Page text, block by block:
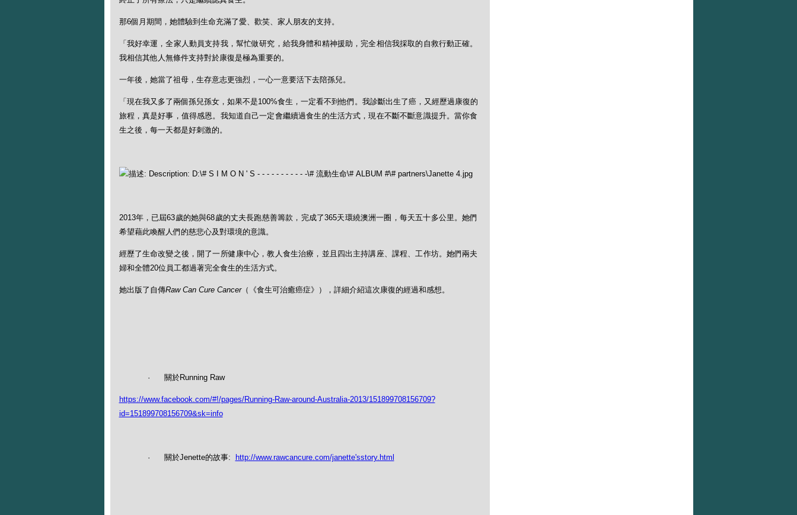
那6個月期間，她體驗到生命充滿了愛、歡笑、家人朋友的支持。
「我好幸運，全家人動員支持我，幫忙做研究，給我身體和精神援助，完全相信我採取的自救行動正確。
我相信其他人無條件支持對於康復是極為重要的。
一年後，她當了祖母，生存意志更強烈，一心一意要活下去陪孫兒。
「現在我又多了兩個孫兒孫女，如果不是100%食生，一定看不到他們。我診斷出生了癌，又經歷過康復的
旅程，真是好事，值得感恩。我知道自己一定會繼續過食生的生活方式，現在不斷不斷意識提升。當你食
生之後，每一天都是好刺激的。
2013年，已屆63歲的她與68歲的丈夫長跑慈善籌款，完成了365天環繞澳洲一圈，每天五十多公里。她們
希望藉此喚醒人們的慈悲心及對環境的意識。
經歷了生命改變之後，開了一所健康中心，教人食生治療，並且四出主持講座、課程、工作坊。她們兩夫
婦和全體20位員工都過著完全食生的生活方式。
她出版了自傳Raw Can Cure Cancer（《食生可治癒癌症》），詳細介紹這次康復的經過和感想。
· 關於Running Raw
https://www.facebook.com/#!/pages/Running-Raw-around-Australia-2013/151899708156709?
id=151899708156709&sk=info
· 關於Jenette的故事: http://www.rawcancure.com/janette'sstory.html